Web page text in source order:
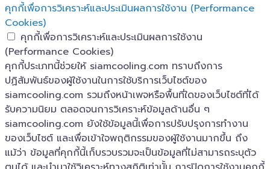
คุกกี้เพื่อการวิเคราะห์และประเมินผลการใช้งาน (Performance
Cookies)
คุกกี้เพื่อการวิเคราะห์และประเมินผลการใช้งาน
(Performance Cookies)
คุกกี้ประเภทนี้ช่วยให้ siamcooling.com ทราบถึงการ
ปฏิสัมพันธ์ของผู้ใช้งานในการใช้บริการเว็บไซต์ของ
siamcooling.com รวมถึงหน้าเพจหรือพื้นที่ใดของเว็บไซต์ที่ได้
รับความนิยม ตลอดจนการวิเคราะห์ข้อมูลด้านอื่น ๆ
siamcooling.com ยังใช้ข้อมูลนี้เพื่อการปรับปรุงการทำงาน
ของเว็บไซต์ และเพื่อเข้าใจพฤติกรรมของผู้ใช้งานมากขึ้น ถึง
แม้ว่า ข้อมูลที่คุกกี้นี้เก็บรวบรวมจะเป็นข้อมูลที่ไม่สามารถระบุตัว